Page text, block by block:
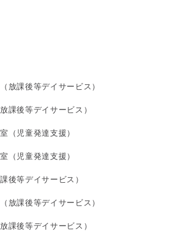
放課後等デイサービス）
課後等デイサービス）
（児童発達支援）
（児童発達支援）
後等デイサービス）
放課後等デイサービス）
課後等デイサービス）